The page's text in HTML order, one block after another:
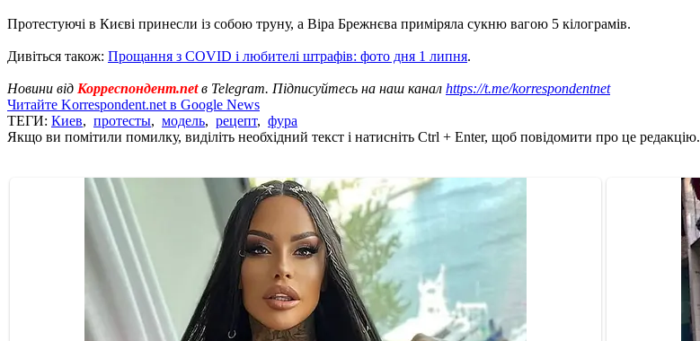
Протестуючі в Києві принесли із собою труну, а Віра Брежнєва приміряла сукню вагою 5 кілограмів.
Дивіться також: Прощання з COVID і любителі штрафів: фото дня 1 липня.
Новини від Корреспондент.netв Telegram. Підписуйтесь на наш канал https://t.me/korrespondentnet
Читайте Korrespondent.net в Google News
ТЕГИ: Киев, протесты, модель, рецепт, фура
Якщо ви помітили помилку, виділіть необхідний текст і натисніть Ctrl + Enter, щоб повідомити про це редакцію.